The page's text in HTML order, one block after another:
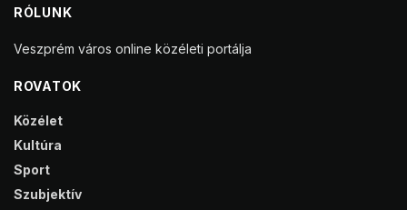
RÓLUNK
Veszprém város online közéleti portálja
ROVATOK
Közélet
Kultúra
Sport
Szubjektív